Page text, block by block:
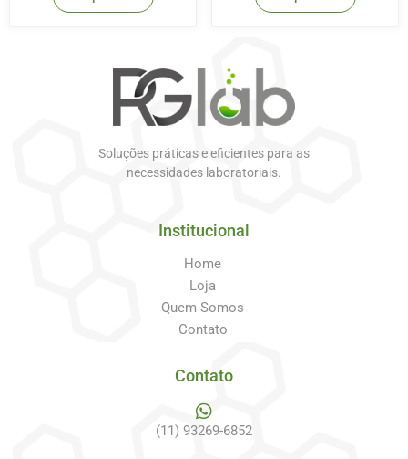
Soluções práticas e eficientes para as
necessidades laboratoriais.
Institucional
Home
Loja
Quem Somos
Contato
Contato
(11) 93269-6852